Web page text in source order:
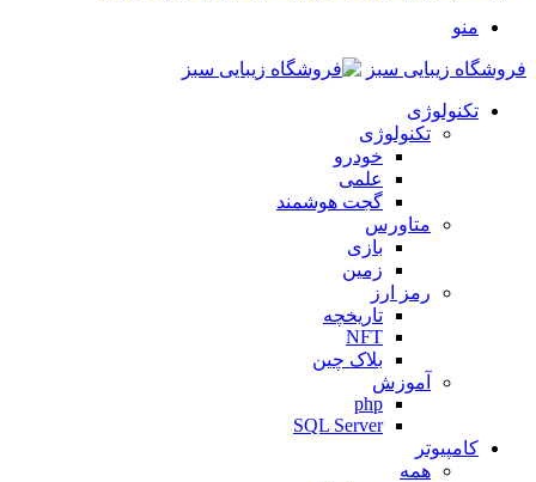
منو
فروشگاه زیبایی سبز
تکنولوژی
تکنولوژی
خودرو
علمی
گجت هوشمند
متاورس
بازی
زمین
رمز ارز
تاریخچه
NFT
بلاک چین
آموزش
php
SQL Server
کامپیوتر
همه